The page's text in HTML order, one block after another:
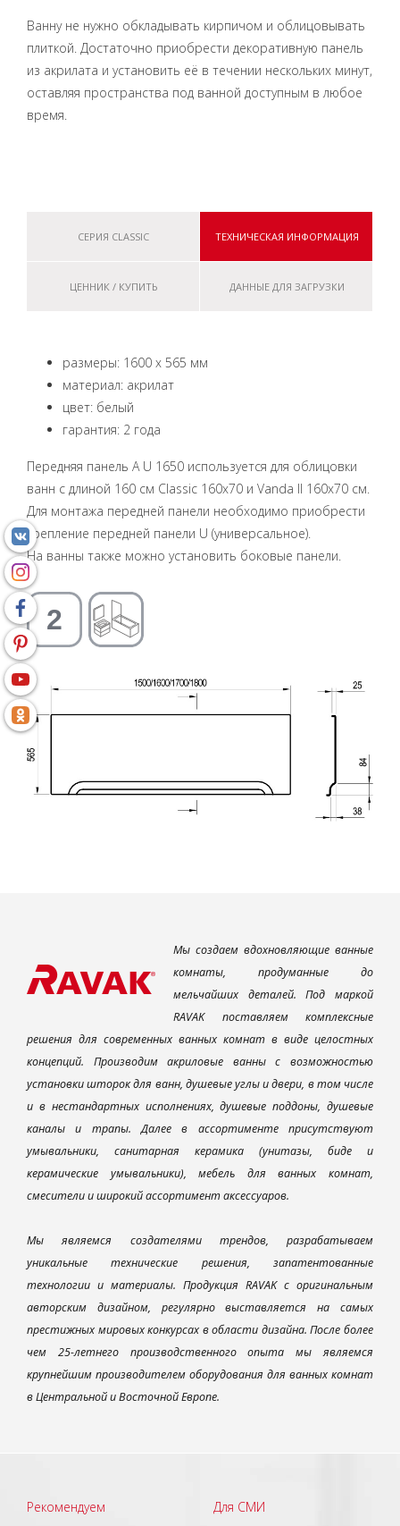
Ванну не нужно обкладывать кирпичом и облицовывать
плиткой. Достаточно приобрести декоративную панель
из акрилата и установить её в течении нескольких минут,
оставляя пространства под ванной доступным в любое
время.
СЕРИЯ CLASSIC ТЕХНИЧЕСКАЯ ИНФОРМАЦИЯ
ЦЕННИК / КУПИТЬ ДАННЫЕ ДЛЯ ЗАГРУЗКИ
размеры: 1600 x 565 мм
материал: акрилат
цвет: белый
гарантия: 2 года
Передняя панель A U 1650 используется для облицовки
ванн с длиной 160 см Classic 160х70 и Vanda II 160х70 см.
Для монтажа передней панели необходимо приобрести
крепление передней панели U (универсальное).
На ванны также можно установить боковые панели.
Мы создаем вдохновляющие ванные
комнаты, продуманные до
мельчайших деталей. Под маркой
RAVAK поставляем комплексные
решения для современных ванных комнат в виде целостных
концепций. Производим акриловые ванны с возможностью
установки шторок для ванн, душевые углы и двери, в том числе
и в нестандартных исполнениях, душевые поддоны, душевые
каналы и трапы. Далее в ассортименте присутствуют
умывальники, санитарная керамика (унитазы, биде и
керамические умывальники), мебель для ванных комнат,
смесители и широкий ассортимент аксессуаров.
Мы являемся создателями трендов, разрабатываем
уникальные технические решения, запатентованные
технологии и материалы. Продукция RAVAK с оригинальным
авторским дизайном, регулярно выставляется на самых
престижных мировых конкурсах в области дизайна. После более
чем 25-летнего производственного опыта мы являемся
крупнейшим производителем оборудования для ванных комнат
в Центральной и Восточной Европе.
Рекомендуем Для СМИ